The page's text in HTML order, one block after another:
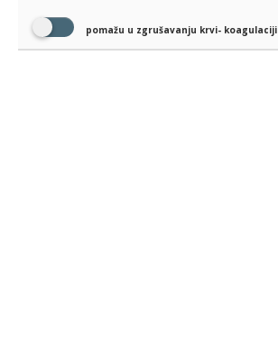
pomažu u zgrušavanju krvi- koagulaciji